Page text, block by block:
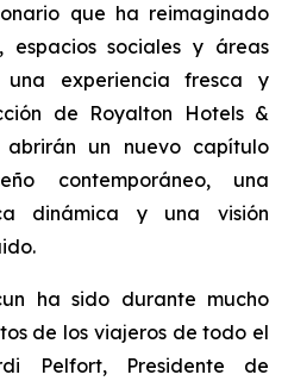
que ha reimaginado
espacios sociales y áreas
experiencia fresca y
de Royalton Hotels &
abrirán un nuevo capítulo
contemporáneo, una
dinámica y una visión
ha sido durante mucho
de los viajeros de todo el
Pelfort, Presidente de